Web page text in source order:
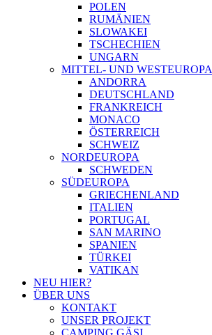
POLEN
RUMÄNIEN
SLOWAKEI
TSCHECHIEN
UNGARN
MITTEL- UND WESTEUROPA
ANDORRA
DEUTSCHLAND
FRANKREICH
MONACO
ÖSTERREICH
SCHWEIZ
NORDEUROPA
SCHWEDEN
SÜDEUROPA
GRIECHENLAND
ITALIEN
PORTUGAL
SAN MARINO
SPANIEN
TÜRKEI
VATIKAN
NEU HIER?
ÜBER UNS
KONTAKT
UNSER PROJEKT
CAMPING GÄSI